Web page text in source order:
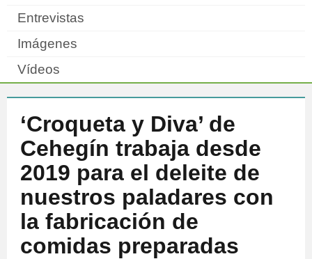
Entrevistas
Imágenes
Vídeos
‘Croqueta y Diva’ de
Cehegín trabaja desde
2019 para el deleite de
nuestros paladares con
la fabricación de
comidas preparadas